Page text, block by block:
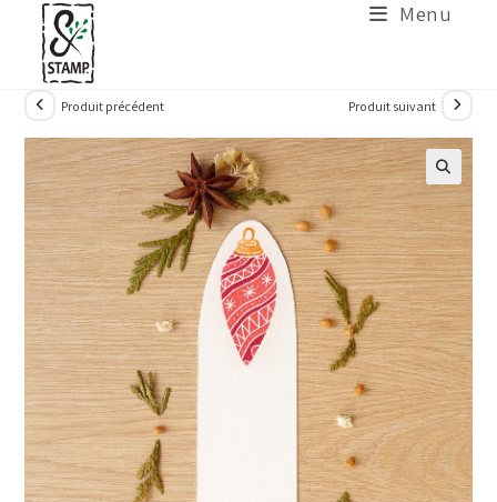
Menu
Produit précédent Produit suivant